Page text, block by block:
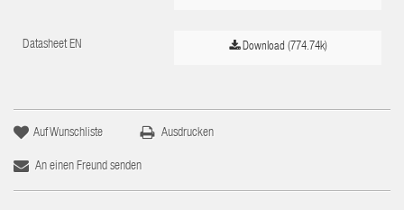
Datasheet EN Download (774.74k)
Auf Wunschliste Ausdrucken
An einen Freund senden